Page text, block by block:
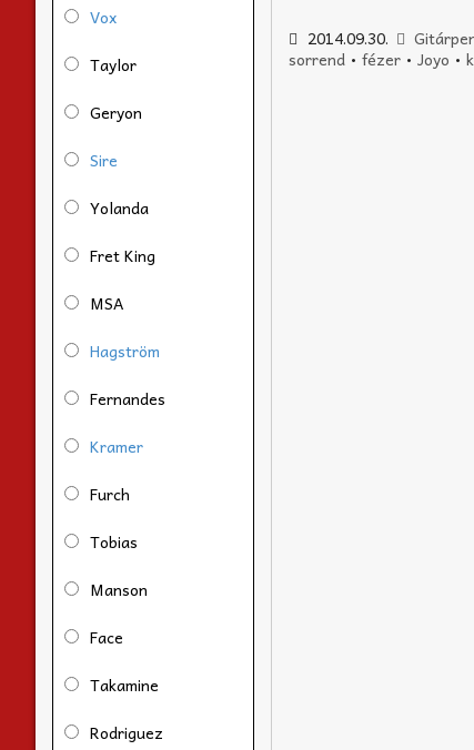
2014.09.30.
sorrend •fézer •Joyo •
Vox
Taylor
Geryon
Sire
Yolanda
Fret King
MSA
Hagström
Fernandes
Kramer
Furch
Tobias
Manson
Face
Takamine
Rodriguez